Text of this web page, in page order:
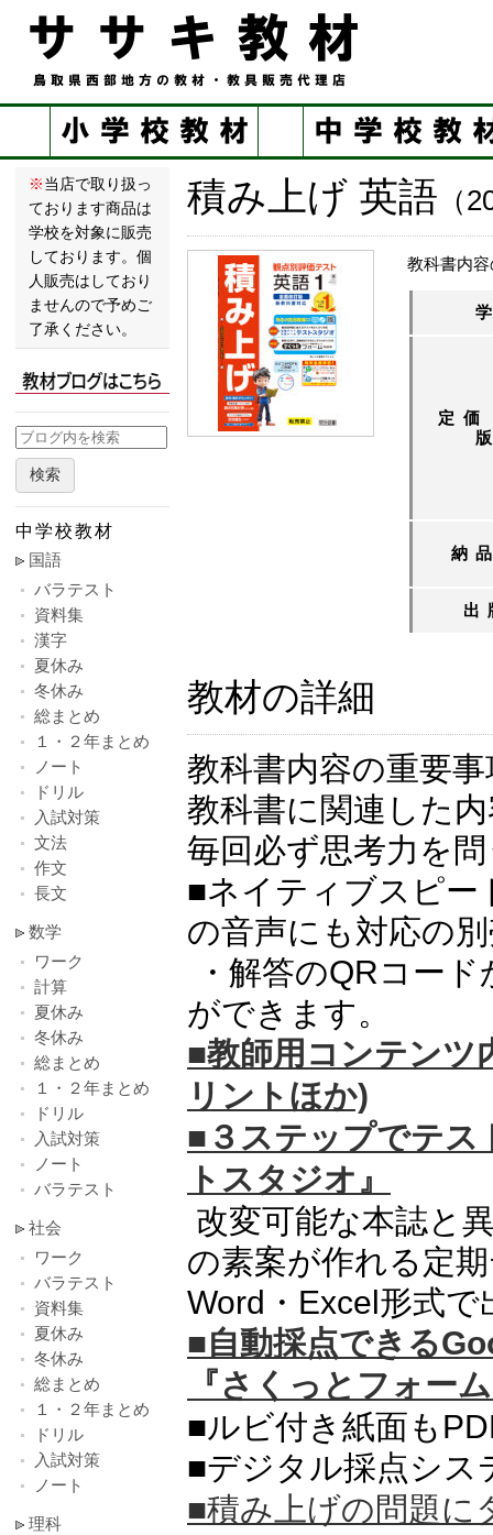
積み上げ 英語 （
教科書内
定価
納
出
教材の詳細
教科書内容の重要
教科書に関連した
毎回必ず思考力を
■ネイティブスピー
の音声にも対応の
・解答のQRコー
ができます。
■教師用コンテンツ
リントほか)
■３ステップでテス
トスタジオ』
改変可能な本誌と
の素案が作れる定
Word・Excel形式
■自動採点できる
『さくっとフォー
■ルビ付き紙面も
■デジタル採点シス
■積み上げの問題に
※ 当店で取り扱っ
ております商品は
学校を対象に販売
しております。個
人販売はしており
ませんので予めご
了承ください。
検索
中学校教材
国語
バラテスト
資料集
漢字
夏休み
冬休み
総まとめ
１・２年まとめ
ノート
ドリル
入試対策
文法
作文
長文
数学
ワーク
計算
夏休み
冬休み
総まとめ
１・２年まとめ
ドリル
入試対策
ノート
バラテスト
社会
ワーク
バラテスト
資料集
夏休み
冬休み
総まとめ
１・２年まとめ
ドリル
入試対策
ノート
理科